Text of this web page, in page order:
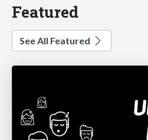
Featured
See All Featured